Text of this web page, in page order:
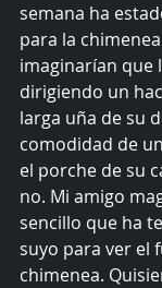
semana ha
para la
imaginarían que
dirigiendo un
larga uña de su
comodidad de
el porche de su
no. Mi amigo
sencillo que ha
suyo para ver el
chimenea.